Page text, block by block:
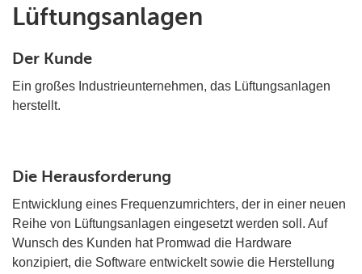
Lüftungsanlagen
Der Kunde
Ein großes Industrieunternehmen, das Lüftungsanlagen
herstellt.
Die Herausforderung
Entwicklung eines Frequenzumrichters, der in einer neuen
Reihe von Lüftungsanlagen eingesetzt werden soll. Auf
Wunsch des Kunden hat Promwad die Hardware
konzipiert, die Software entwickelt sowie die Herstellung